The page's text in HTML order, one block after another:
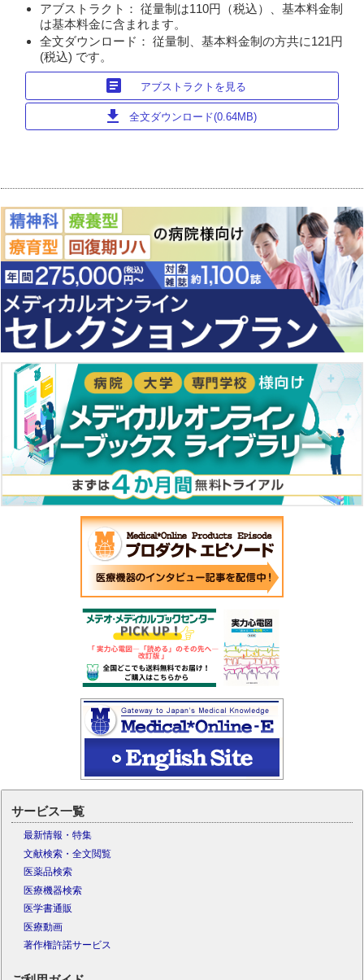
アブストラクト： 従量制は110円（税込）、基本料金制
は基本料金に含まれます。
全文ダウンロード： 従量制、基本料金制の方共に121円
(税込) です。
article アブストラクトを見る
download 全文ダウンロード(0.64MB)
サービス一覧
最新情報・特集
文献検索・全文閲覧
医薬品検索
医療機器検索
医学書通販
医療動画
著作権許諾サービス